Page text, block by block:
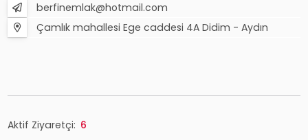
berfinemlak@hotmail.com
Çamlık mahallesi Ege caddesi 4A Didim - Aydın
Aktif Ziyaretçi: 6